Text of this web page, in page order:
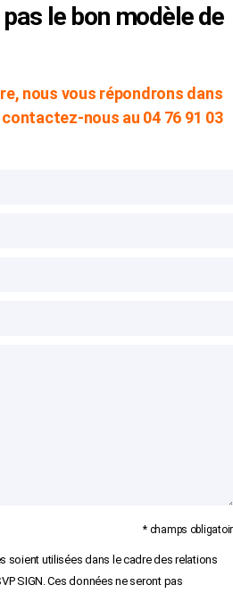
le bon modèle de
nous vous répondrons dans
nous au 04 76 91 03
* champs obligatoir
soient utilisées dans le cadre des relations
SIGN. Ces données ne seront pas